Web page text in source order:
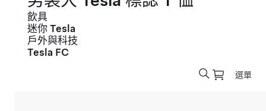
飲具
迷你 Tesla
戶外與科技
Tesla FC
選單